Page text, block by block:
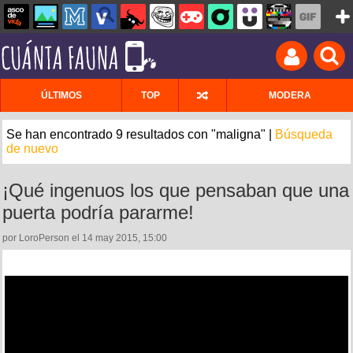
ÚLTIMOS TOP MODERA
Se han encontrado 9 resultados con "maligna" |
Búsqueda
de nuevo
¡Qué ingenuos los que pensaban que una
puerta podría pararme!
por LoroPerson el 14 may 2015, 15:00